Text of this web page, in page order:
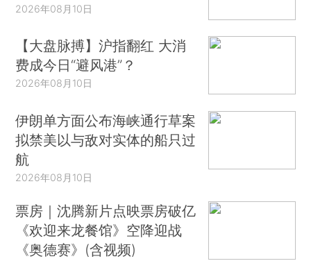
2026年08月10日
【大盘脉搏】沪指翻红 大消
费成今日“避风港”？
2026年08月10日
伊朗单方面公布海峡通行草案
拟禁美以与敌对实体的船只过
航
2026年08月10日
票房｜沈腾新片点映票房破亿
《欢迎来龙餐馆》空降迎战
《奥德赛》(含视频)